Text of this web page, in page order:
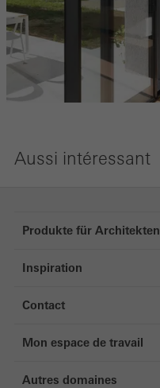
Aussi intéressant
Produkte für Architekten
Fenêtres
Portes
Systèmes coulissants
Protection solaire
Inspiration
Contact
Mon espace de travail
Autres domaines
Sauvegarder